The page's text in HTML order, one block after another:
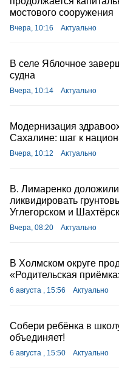
мостового сооружения
Вчера, 10:16 Актуально
В селе Яблочное
судна
Вчера, 10:14 Актуально
Модернизация
Сахалине: шаг к
Вчера, 10:12 Актуально
В. Лимаренко
ликвидировать
Углегорском и
Вчера, 08:20 Актуально
В Холмском округе
«Родительская
6 августа , 15:56 Актуально
Собери ребёнка в
объединяет!
6 августа , 15:50 Актуально